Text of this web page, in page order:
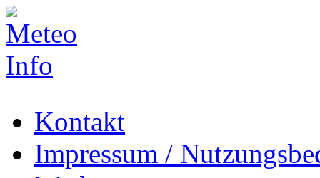
Kontakt
Impressum /